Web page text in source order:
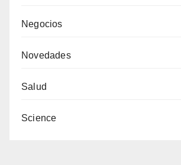
Negocios
Novedades
Salud
Science